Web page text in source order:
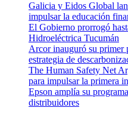
Galicia y Eidos Global
impulsar la educación
El Gobierno prorrogó
Hidroeléctrica Tucumán
Arcor inauguró su primer
estrategia de
The Human Safety Net
para impulsar la primera
Epson amplía su
distribuidores